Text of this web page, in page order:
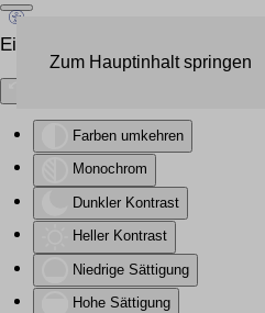
Eingabehilfen öffnen
Farben umkehren
Monochrom
Dunkler Kontrast
Heller Kontrast
Niedrige Sättigung
Hohe Sättigung
Zum Hauptinhalt springen